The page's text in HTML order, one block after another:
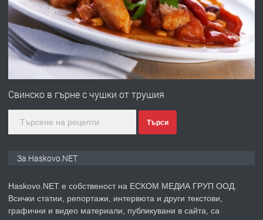
преди 5 дни
ПРЕДЛАГА
№4120 Магазин/Офис под наем в кв.
градската градина!
преди 5 дни
Свинско в гърне с чушки от трушия
Търси
За Haskovo.NET
Haskovo.NET е собственост на ЕСКОМ МЕДИА ГРУП ООД.
Всички статии, репортажи, интервюта и други текстови,
графични и видео материали, публикувани в сайта, са